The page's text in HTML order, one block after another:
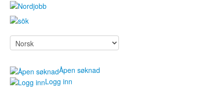
Åpen søknad
Logg inn